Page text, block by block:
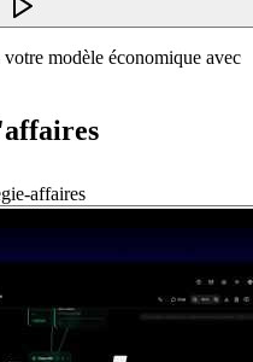
modèle économique avec
affaires